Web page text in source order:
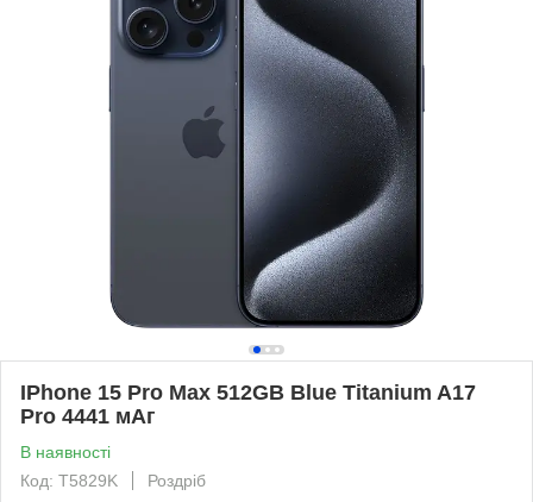
IPhone 15 Pro Max 512GB Blue Titanium A17
Pro 4441 мАг
В наявності
Код: T5829K
Роздріб